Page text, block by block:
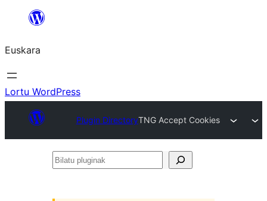
Euskara
Lortu WordPress
Plugin DirectoryTNG Accept Cookies
Bilatu